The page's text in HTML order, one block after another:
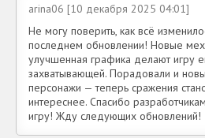
arina06 [10 декабря 2025 04:01]
Не могу поверить, как всё
последнем обновлении! Новые
улучшенная графика делают игру
захватывающей. Порадовали и
персонажи — теперь сражения
интереснее. Спасибо
игру! Жду следующих обновлений!